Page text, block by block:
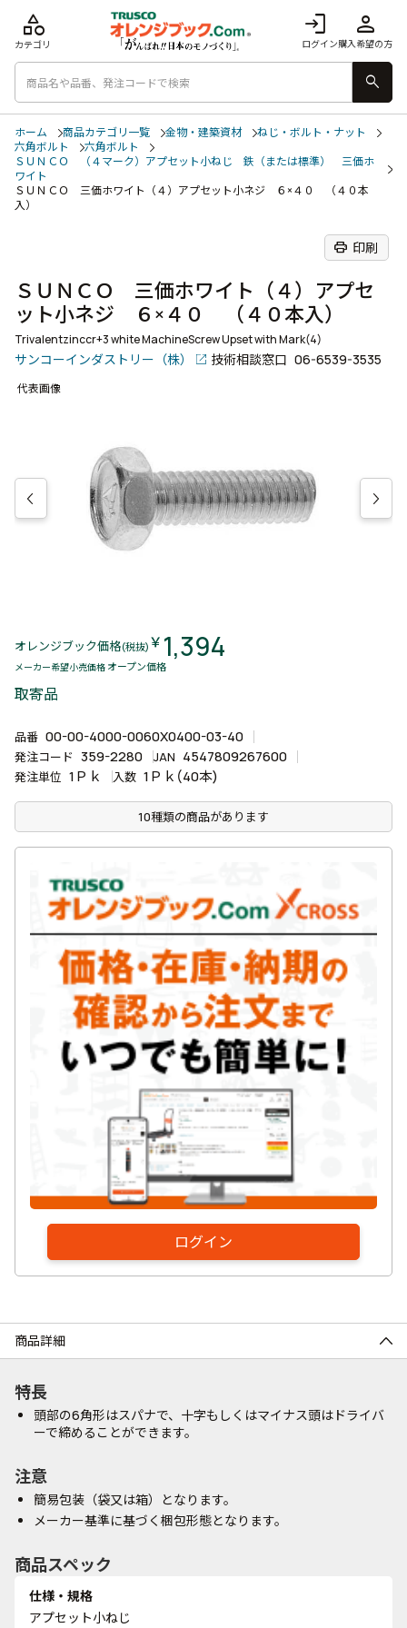
login
ログイン
person
購入希望の方
category
カテゴリ
search
ホーム 商品カテゴリ一覧 金物・建築資材
ねじ・ボルト・ナット
六角ボルト
六角ボルト
ＳＵＮＣＯ （４マーク）アプセット小ねじ 鉄（または標準） 三価ホ
ワイト
ＳＵＮＣＯ 三価ホワイト（４）アプセット小ネジ ６×４０ （４０本
入）
print 印刷
ＳＵＮＣＯ 三価ホワイト（４）アプセ
ット小ネジ ６×４０ （４０本入）
Trivalentzinccr+3 white MachineScrew Upset with Mark(4)
サンコーインダストリー（株） 技術相談窓口 06-6539-3535
代表画像
オレンジブック価格(税抜) ￥ 1,394
メーカー希望小売価格 オープン価格
取寄品
品番 00-00-4000-0060X0400-03-40
発注コード 359-2280 JAN 4547809267600
発注単位 1Ｐｋ 入数 1Ｐｋ(40本)
10種類の商品があります
ログイン
商品詳細
特長
頭部の6角形はスパナで、十字もしくはマイナス頭はドライバ
ーで締めることができます。
注意
簡易包装（袋又は箱）となります。
メーカー基準に基づく梱包形態となります。
商品スペック
仕様・規格
アプセット小ねじ